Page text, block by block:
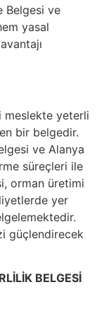
Belgesi ve
yasal
meslekte yeterli
bir belgedir.
ve Alanya
süreçleri ile
orman üretimi
yer
güçlendirecek
BELGESİ